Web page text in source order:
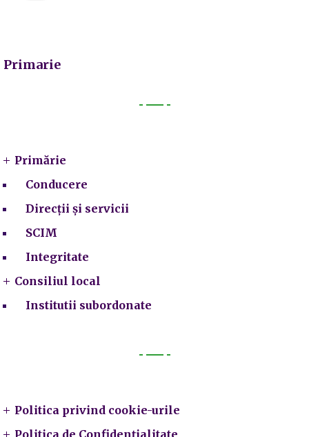
Primarie
Primărie
Conducere
Direcții și servicii
SCIM
Integritate
Consiliul local
Institutii subordonate
Politica privind cookie-urile
Politica de Confidențialitate